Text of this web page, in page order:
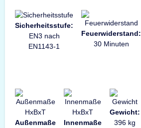
Sicherheitsstufe:
EN3 nach
EN1143-1
Feuerwiderstand:
30 Minuten
Außenmaße
Innenmaße
Gewicht:
396 kg